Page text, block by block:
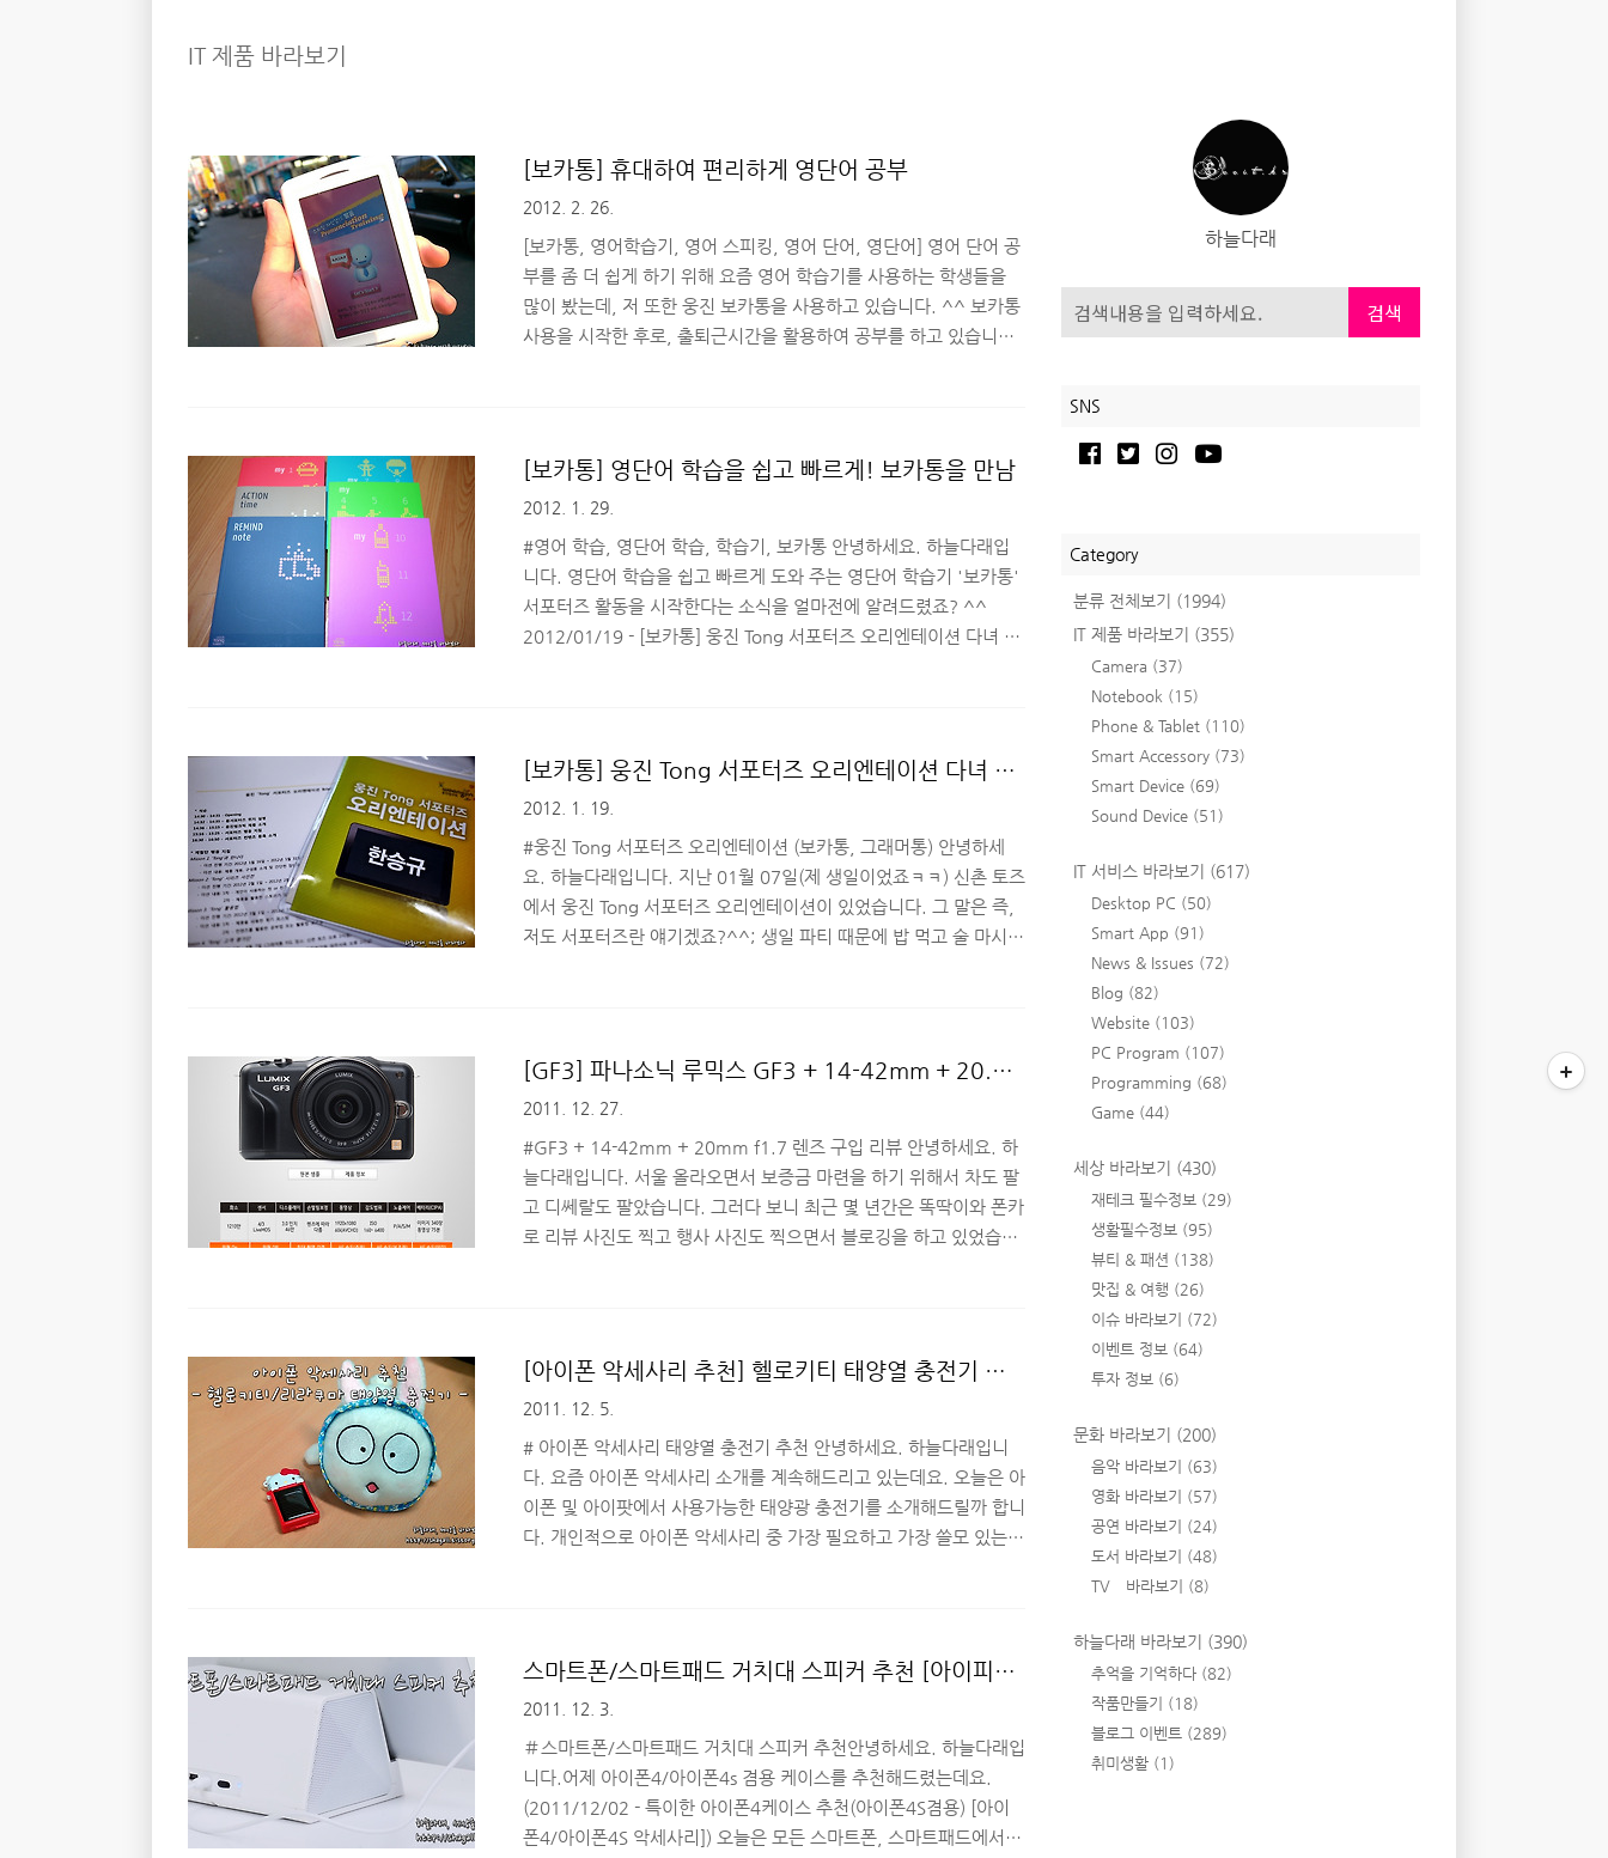
하늘다래
검색
SNS
Category
분류 전체보기 (1994)
IT 제품 바라보기 (355)
Camera (37)
Notebook (15)
Phone & Tablet (110)
Smart Accessory (73)
Smart Device (69)
Sound Device (51)
IT 서비스 바라보기 (617)
Desktop PC (50)
Smart App (91)
News & Issues (72)
Blog (82)
Website (103)
PC Program (107)
Programming (68)
Game (44)
세상 바라보기 (430)
재테크 필수정보 (29)
생활필수정보 (95)
뷰티 & 패션 (138)
맛집 & 여행 (26)
이슈 바라보기 (72)
이벤트 정보 (64)
투자 정보 (6)
문화 바라보기 (200)
음악 바라보기 (63)
영화 바라보기 (57)
공연 바라보기 (24)
도서 바라보기 (48)
TV 바라보기 (8)
하늘다래 바라보기 (390)
추억을 기억하다 (82)
작품만들기 (18)
블로그 이벤트 (289)
취미생활 (1)
IT 제품 바라보기
[보카통] 휴대하여 편리하게 영단어 공부
2012. 2. 26.
[보카통, 영어학습기, 영어 스피킹, 영어 단어, 영단어] 영어 단어 공
부를 좀 더 쉽게 하기 위해 요즘 영어 학습기를 사용하는 학생들을
많이 봤는데, 저 또한 웅진 보카통을 사용하고 있습니다. ^^ 보카통
사용을 시작한 후로, 출퇴근시간을 활용하여 공부를 하고 있습니다.
은 스피킹 연습을 하기 전 예문을 듣고 녹음을 하며 발음과 억양 교
정을 할 수 있습니다. 너무 큰 소리로 하면 이상한 사람으로 오해 받
을 수도 있습니다. ^^; Let's Start 버튼을 눌러 발음 연습을 합니다.
버스에서도 가끔 발음 연습을..
[보카통] 영단어 학습을 쉽고 빠르게! 보카통을 만남
2012. 1. 29.
#영어 학습, 영단어 학습, 학습기, 보카통 안녕하세요. 하늘다래입
니다. 영단어 학습을 쉽고 빠르게 도와 주는 영단어 학습기 '보카통'
서포터즈 활동을 시작한다는 소식을 얼마전에 알려드렸죠? ^^
2012/01/19 - [보카통] 웅진 Tong 서포터즈 오리엔테이션 다녀 왔
한 제품 개봉기와 기본적인 기능에 대해서 간략하게 설명해드리려고
합니다. 따라오시죠~! ^^ 보카통 제품 박스 전면입니다. 검정색 박
스인데 조명 때문에 푸른빛으로 나와버렸네요^^; 박스에는 VOCA
Tong 이라고 새겨져 있고, 연결 부위에..
[보카통] 웅진 Tong 서포터즈 오리엔테이션 다녀 왔
습니다. (보카통 서포터즈)
2012. 1. 19.
#웅진 Tong 서포터즈 오리엔테이션 (보카통, 그래머통) 안녕하세
요. 하늘다래입니다. 지난 01월 07일(제 생일이었죠ㅋㅋ) 신촌 토즈
에서 웅진 Tong 서포터즈 오리엔테이션이 있었습니다. 그 말은 즉,
저도 서포터즈란 얘기겠죠?^^; 생일 파티 때문에 밥 먹고 술 마시고
(요즘 다들 바빠서 카페 운영진 모임을 잘 못하고 있다보니..) 오리엔
테이션 일정은 오후 02시 30분부터 05시까지 이어졌습니다. 좀 빨
리 도착한 편이었는데, 이미 많은 분들이 참석하고 계셨고 웅진 관계
자 분들은 이것저것 준비한다고 분주 ..
[GF3] 파나소닉 루믹스 GF3 + 14-42mm + 20.7
구입했습니다. (LUMIX GF3)
2011. 12. 27.
#GF3 + 14-42mm + 20mm f1.7 렌즈 구입 리뷰 안녕하세요. 하
늘다래입니다. 서울 올라오면서 보증금 마련을 하기 위해서 차도 팔
고 디쎄랄도 팔았습니다. 그러다 보니 최근 몇 년간은 똑딱이와 폰카
로 리뷰 사진도 찍고 행사 사진도 찍으면서 블로깅을 하고 있었습니
로그를 운영하다보니 글을 잘 쓰는건 자신 있는데, 사진을 매번 똑딱
이와 스맛폰카로 찍다보니..스스로가 불만족스럽더라구요^^;; 그래
서 DSLR 구입을 고려했다가 매일 카메라를 휴대해야 할 상황이 많
다보니, 휴대성을 고려해서 미러리스 카..
[아이폰 악세사리 추천] 헬로키티 태양열 충전기 강
추! + 오픈 기념 이벤트 소식
2011. 12. 5.
# 아이폰 악세사리 태양열 충전기 추천 안녕하세요. 하늘다래입니
다. 요즘 아이폰 악세사리 소개를 계속해드리고 있는데요. 오늘은 아
이폰 및 아이팟에서 사용가능한 태양광 충전기를 소개해드릴까 합니
다. 개인적으로 아이폰 악세사리 중 가장 필요하고 가장 쓸모 있는
거나 일을 할 때에도 아이디어가 떠오르게 만들어주는 것들은 죄다
찍어두는 습관이 있는데, 안그래도 배터리 시간이 짧은 디자이어HD
는 동영상이랑 사진 촬영 몇 번만 해도 배터리가 훅 떨어져버립니다
ㅠ_ㅠ 저처럼 배터리 조루현상(?) 때문에 고생하셨던 분들은..
스마트폰/스마트패드 거치대 스피커 추천 [아이피트
2 스마트폰&스마트패드 스피커]
2011. 12. 3.
＃스마트폰/스마트패드 거치대 스피커 추천안녕하세요. 하늘다래입
니다.어제 아이폰4/아이폰4s 겸용 케이스를 추천해드렸는데요.
(2011/12/02 - 특이한 아이폰4케이스 추천(아이폰4S겸용) [아이
폰4/아이폰4S 악세사리]) 오늘은 모든 스마트폰, 스마트패드에서